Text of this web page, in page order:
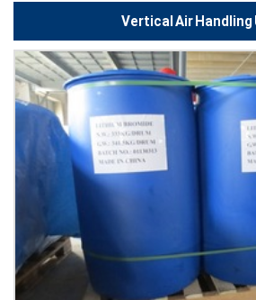
Vertical Air Handling